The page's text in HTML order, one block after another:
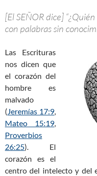
[El SEÑOR dice]
con palabras sin
Las Escrituras
nos dicen que
el corazón del
hombre es
malvado
(Jeremías 17:9,
Mateo 15:19,
Proverbios
26:25). El
corazón es el
centro del intelecto y del